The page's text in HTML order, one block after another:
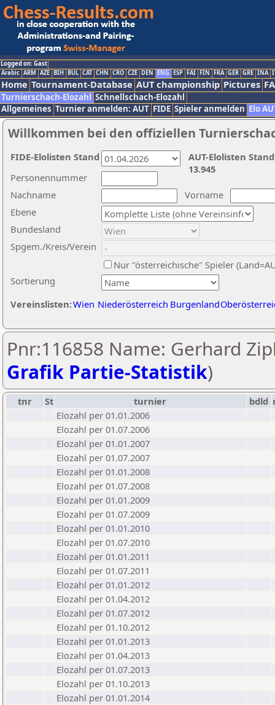
Logged on: Gast
Arabic ARM AZE BIH BUL CAT CHN CRO CZE DEN ENG ESP FAI FIN FRA GER GRE INA
Home Tournament-Database AUT championship Pictures
Turnierschach-Elozahl Schnellschach-Elozahl
Allgemeines Turnier anmelden: AUT FIDE Spieler anmelden Elo
Willkommen bei den offiziellen
Nachname
Vorname
Ebene
Sortierung
Personennummer
Bundesland
Spgem./Kreis/Verein
Nur "österreichische" Spieler
Vereinslisten:Wien Niederösterreich Burgenland
AUT-Elolisten
13.945
FIDE-Elolisten Stand
Pnr:116858 Name: Gerhard
Grafik Partie-Statistik)
tnr St turnier bdld
Elozahl per 01.01.2006
Elozahl per 01.07.2006
Elozahl per 01.01.2007
Elozahl per 01.07.2007
Elozahl per 01.01.2008
Elozahl per 01.07.2008
Elozahl per 01.01.2009
Elozahl per 01.07.2009
Elozahl per 01.01.2010
Elozahl per 01.07.2010
Elozahl per 01.01.2011
Elozahl per 01.07.2011
Elozahl per 01.01.2012
Elozahl per 01.04.2012
Elozahl per 01.07.2012
Elozahl per 01.10.2012
Elozahl per 01.01.2013
Elozahl per 01.04.2013
Elozahl per 01.07.2013
Elozahl per 01.10.2013
Elozahl per 01.01.2014